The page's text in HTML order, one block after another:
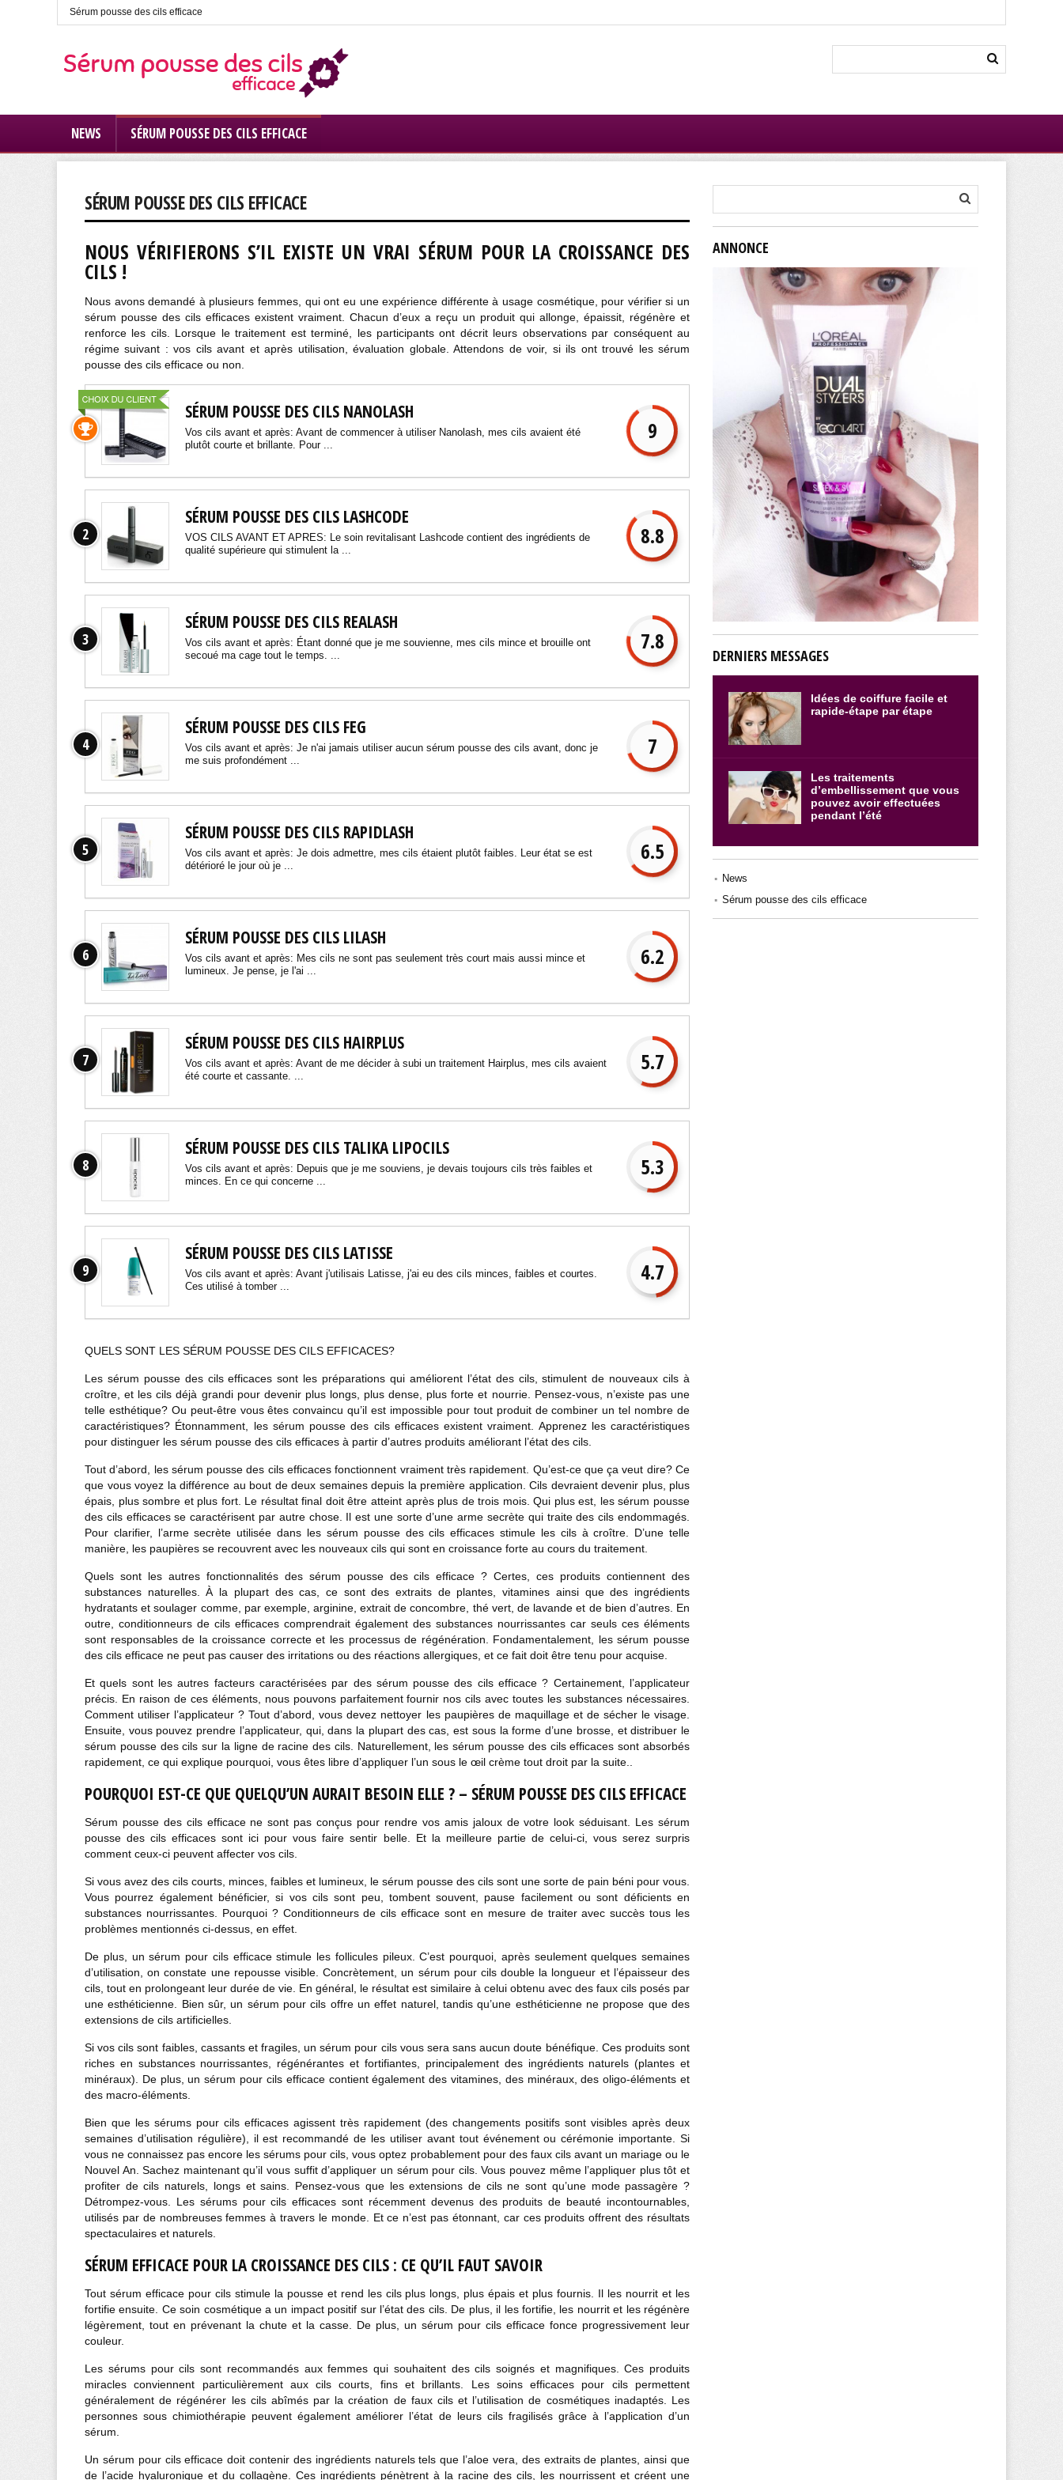
Sérum pousse des cils efficace
NEWS SÉRUM POUSSE DES CILS EFFICACE
SÉRUM POUSSE DES CILS EFFICACE
NOUS VÉRIFIERONS S’IL EXISTE UN VRAI SÉRUM POUR LA CROISSANCE DES
CILS !
Nous avons demandé à plusieurs femmes, qui ont eu une expérience différente à usage cosmétique, pour vérifier si un
sérum pousse des cils efficaces existent vraiment. Chacun d’eux a reçu un produit qui allonge, épaissit, régénère et
renforce les cils. Lorsque le traitement est terminé, les participants ont décrit leurs observations par conséquent au
régime suivant : vos cils avant et après utilisation, évaluation globale. Attendons de voir, si ils ont trouvé les sérum
pousse des cils efficace ou non.
SÉRUM POUSSE DES CILS NANOLASH
Vos cils avant et après: Avant de commencer à utiliser Nanolash, mes cils avaient été
plutôt courte et brillante. Pour ...
9
2
SÉRUM POUSSE DES CILS LASHCODE
VOS CILS AVANT ET APRES: Le soin revitalisant Lashcode contient des ingrédients de
qualité supérieure qui stimulent la ...
8.8
3
SÉRUM POUSSE DES CILS REALASH
Vos cils avant et après: Étant donné que je me souvienne, mes cils mince et brouille ont
secoué ma cage tout le temps. ...
7.8
4
SÉRUM POUSSE DES CILS FEG
Vos cils avant et après: Je n'ai jamais utiliser aucun sérum pousse des cils avant, donc je
me suis profondément ...
7
5
SÉRUM POUSSE DES CILS RAPIDLASH
Vos cils avant et après: Je dois admettre, mes cils étaient plutôt faibles. Leur état se est
détérioré le jour où je ...
6.5
6
SÉRUM POUSSE DES CILS LILASH
Vos cils avant et après: Mes cils ne sont pas seulement très court mais aussi mince et
lumineux. Je pense, je l'ai ...
6.2
7
SÉRUM POUSSE DES CILS HAIRPLUS
Vos cils avant et après: Avant de me décider à subi un traitement Hairplus, mes cils avaient
été courte et cassante. ...
5.7
8
SÉRUM POUSSE DES CILS TALIKA LIPOCILS
Vos cils avant et après: Depuis que je me souviens, je devais toujours cils très faibles et
minces. En ce qui concerne ...
5.3
9
SÉRUM POUSSE DES CILS LATISSE
Vos cils avant et après: Avant j'utilisais Latisse, j'ai eu des cils minces, faibles et courtes.
Ces utilisé à tomber ...
4.7
QUELS SONT LES SÉRUM POUSSE DES CILS EFFICACES?
Les sérum pousse des cils efficaces sont les préparations qui améliorent l’état des cils, stimulent de nouveaux cils à
croître, et les cils déjà grandi pour devenir plus longs, plus dense, plus forte et nourrie. Pensez-vous, n’existe pas une
telle esthétique? Ou peut-être vous êtes convaincu qu’il est impossible pour tout produit de combiner un tel nombre de
caractéristiques? Étonnamment, les sérum pousse des cils efficaces existent vraiment. Apprenez les caractéristiques
pour distinguer les sérum pousse des cils efficaces à partir d’autres produits améliorant l’état des cils.
Tout d’abord, les sérum pousse des cils efficaces fonctionnent vraiment très rapidement. Qu’est-ce que ça veut dire? Ce
que vous voyez la différence au bout de deux semaines depuis la première application. Cils devraient devenir plus, plus
épais, plus sombre et plus fort. Le résultat final doit être atteint après plus de trois mois. Qui plus est, les sérum pousse
des cils efficaces se caractérisent par autre chose. Il est une sorte d’une arme secrète qui traite des cils endommagés.
Pour clarifier, l’arme secrète utilisée dans les sérum pousse des cils efficaces stimule les cils à croître. D’une telle
manière, les paupières se recouvrent avec les nouveaux cils qui sont en croissance forte au cours du traitement.
Quels sont les autres fonctionnalités des sérum pousse des cils efficace ?Certes, ces produits contiennent des
substances naturelles. À la plupart des cas, ce sont des extraits de plantes, vitamines ainsi que des ingrédients
hydratants et soulager comme, par exemple, arginine, extrait de concombre, thé vert, de lavande et de bien d’autres. En
outre, conditionneurs de cils efficaces comprendrait également des substances nourrissantes car seuls ces éléments
sont responsables de la croissance correcte et les processus de régénération. Fondamentalement, les sérum pousse
des cils efficace ne peut pas causer des irritations ou des réactions allergiques, et ce fait doit être tenu pour acquise.
Et quels sont les autres facteurs caractérisées par des sérum pousse des cils efficace ? Certainement, l’applicateur
précis. En raison de ces éléments, nous pouvons parfaitement fournir nos cils avec toutes les substances nécessaires.
Comment utiliser l’applicateur ? Tout d’abord, vous devez nettoyer les paupières de maquillage et de sécher le visage.
Ensuite, vous pouvez prendre l’applicateur, qui, dans la plupart des cas, est sous la forme d’une brosse, et distribuer le
sérum pousse des cils sur la ligne de racine des cils. Naturellement, les sérum pousse des cils efficaces sont absorbés
rapidement, ce qui explique pourquoi, vous êtes libre d’appliquer l’un sous le œil crème tout droit par la suite..
POURQUOI EST-CE QUE QUELQU’UN AURAIT BESOIN ELLE ? – SÉRUM POUSSE DES CILS EFFICACE
Sérum pousse des cils efficace ne sont pas conçus pour rendre vos amis jaloux de votre look séduisant. Les sérum
pousse des cils efficaces sont ici pour vous faire sentir belle. Et la meilleure partie de celui-ci, vous serez surpris
comment ceux-ci peuvent affecter vos cils.
Si vous avez des cils courts, minces, faibles et lumineux, le sérum pousse des cils sont une sorte de pain béni pour vous.
Vous pourrez également bénéficier, si vos cils sont peu, tombent souvent, pause facilement ou sont déficients en
substances nourrissantes. Pourquoi ? Conditionneurs de cils efficace sont en mesure de traiter avec succès tous les
problèmes mentionnés ci-dessus, en effet.
De plus, un sérum pour cils efficace stimule les follicules pileux. C’est pourquoi, après seulement quelques semaines
d’utilisation, on constate une repousse visible. Concrètement, un sérum pour cils double la longueur et l’épaisseur des
cils, tout en prolongeant leur durée de vie. En général, le résultat est similaire à celui obtenu avec des faux cils posés par
une esthéticienne. Bien sûr, un sérum pour cils offre un effet naturel, tandis qu’une esthéticienne ne propose que des
extensions de cils artificielles.
Si vos cils sont faibles, cassants et fragiles, un sérum pour cils vous sera sans aucun doute bénéfique. Ces produits sont
riches en substances nourrissantes, régénérantes et fortifiantes, principalement des ingrédients naturels (plantes et
minéraux). De plus, un sérum pour cils efficace contient également des vitamines, des minéraux, des oligo-éléments et
des macro-éléments.
Bien que les sérums pour cils efficaces agissent très rapidement (des changements positifs sont visibles après deux
semaines d’utilisation régulière), il est recommandé de les utiliser avant tout événement ou cérémonie importante. Si
vous ne connaissez pas encore les sérums pour cils, vous optez probablement pour des faux cils avant un mariage ou le
Nouvel An. Sachez maintenant qu’il vous suffit d’appliquer un sérum pour cils. Vous pouvez même l’appliquer plus tôt et
profiter de cils naturels, longs et sains. Pensez-vous que les extensions de cils ne sont qu’une mode passagère ?
Détrompez-vous. Les sérums pour cils efficaces sont récemment devenus des produits de beauté incontournables,
utilisés par de nombreuses femmes à travers le monde. Et ce n’est pas étonnant, car ces produits offrent des résultats
spectaculaires et naturels.
SÉRUM EFFICACE POUR LA CROISSANCE DES CILS : CE QU’IL FAUT SAVOIR
Tout sérum efficace pour cils stimule la pousse et rend les cils plus longs, plus épais et plus fournis. Il les nourrit et les
fortifie ensuite. Ce soin cosmétique a un impact positif sur l’état des cils. De plus, il les fortifie, les nourrit et les régénère
légèrement, tout en prévenant la chute et la casse. De plus, un sérum pour cils efficace fonce progressivement leur
couleur.
Les sérums pour cils sont recommandés aux femmes qui souhaitent des cils soignés et magnifiques. Ces produits
miracles conviennent particulièrement aux cils courts, fins et brillants. Les soins efficaces pour cils permettent
généralement de régénérer les cils abîmés par la création de faux cils et l’utilisation de cosmétiques inadaptés. Les
personnes sous chimiothérapie peuvent également améliorer l’état de leurs cils fragilisés grâce à l’application d’un
sérum.
Un sérum pour cils efficace doit contenir des ingrédients naturels tels que l’aloe vera, des extraits de plantes, ainsi que
de l’acide hyaluronique et du collagène. Ces ingrédients pénètrent à la racine des cils, les nourrissent et créent une
ANNONCE
DERNIERS MESSAGES
Idées de coiffure facile et
rapide-étape par étape
Les traitements
d’embellissement que vous
pouvez avoir effectuées
pendant l’été
News
Sérum pousse des cils efficace